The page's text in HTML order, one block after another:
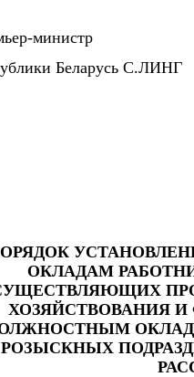
министр
Беларусь С.ЛИНГ
ОКЛАДАМ
ХОЗЯЙСТВОВАНИЯ
РОЗЫСКНЫХ